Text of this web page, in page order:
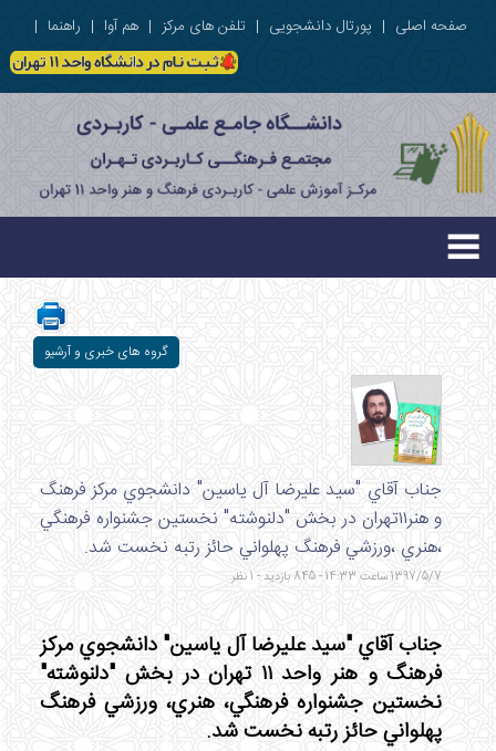
صفحه اصلی | پورتال دانشجویی | تلفن های مرکز | هم آوا | راهنما |
گروه های خبری و آرشیو
جناب آقاي "سيد عليرضا آل ياسين" دانشجوي مركز فرهنگ
و هنر١١تهران در بخش "دلنوشته" نخستين جشنواره فرهنگي
،هنري ،ورزشي فرهنگ پهلواني حائز رتبه نخست شد.
1397/5/7 ساعت 14:33 - 845 بازدید - 1 نظر
جناب آقاي "سيد عليرضا آل ياسين" دانشجوي مركز
فرهنگ و هنر واحد ١١ تهران در بخش "دلنوشته"
نخستين جشنواره فرهنگي، هنري، ورزشي فرهنگ
پهلواني حائز رتبه نخست شد.